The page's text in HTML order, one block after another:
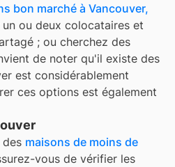
bon marché à Vancouver,
ou deux colocataires et
; ou cherchez des
de noter qu'il existe des
est considérablement
ces options est également
des maisons de moins de
vous de vérifier les